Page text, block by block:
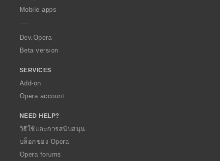
p
a
Mobile apps
Dev.Opera
Beta version
SERVICES
Add-on
Opera account
NEED HELP?
วิธีใช้และการสนับสนุน
บล็อกของ Opera
Opera forums